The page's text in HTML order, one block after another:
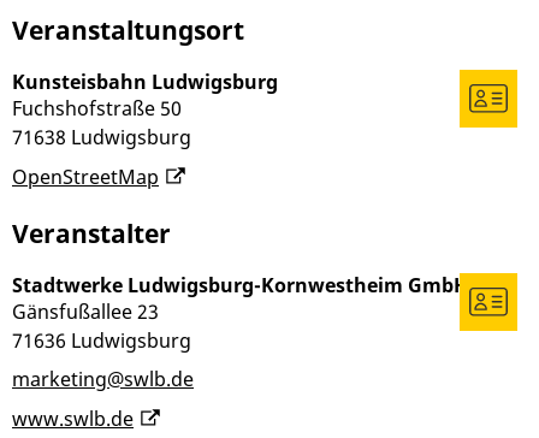
Veranstaltungsort
Kunsteisbahn Ludwigsburg
Fuchshofstraße 50
71638 Ludwigsburg
OpenStreetMap
Veranstalter
Stadtwerke Ludwigsburg-Kornwestheim GmbH
Gänsfußallee 23
71636 Ludwigsburg
marketing@swlb.de
www.swlb.de